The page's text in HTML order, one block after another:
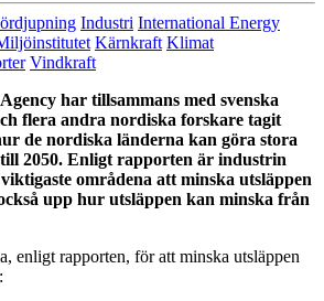
Industri International Energy
Kärnkraft Klimat
Vindkraft
har tillsammans med svenska
flera andra nordiska forskare tagit
de nordiska länderna kan göra stora
2050. Enligt rapporten är industrin
områdena att minska utsläppen
upp hur utsläppen kan minska från
enligt rapporten, för att minska utsläppen